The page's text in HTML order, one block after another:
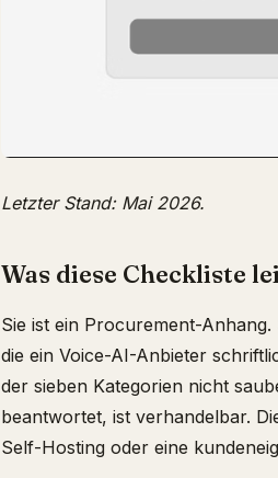
Letzter Stand: Mai 2026.
Was diese Checkliste
Sie ist ein Procurement-
die ein Voice-AI-Anbieter
der sieben Kategorien nicht
beantwortet, ist verhandelbar.
Self-Hosting oder eine